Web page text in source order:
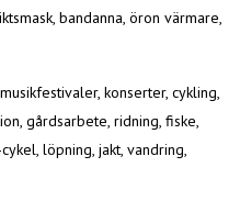
mask, bandanna, öron värmare,
konserter, cykling,
gårdsarbete, ridning, fiske,
löpning, jakt, vandring,